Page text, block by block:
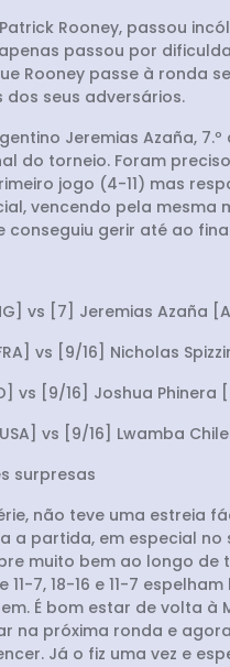
Rooney, passou
passou por
Rooney passe à
seus adversários.
Jeremias Azaña,
do torneio. Foram
jogo (4-11) mas
vencendo pela mesma
gerir até ao
vs [7] Jeremias Azaña
vs [9/16] Nicholas
vs [9/16] Joshua Phinera
vs [9/16] Lwamba
surpresas
não teve uma estreia
partida, em especial no
muito bem ao longo
11-7, 18-16 e 11-7
É bom estar de volta
na próxima ronda e
Já o fiz uma vez e